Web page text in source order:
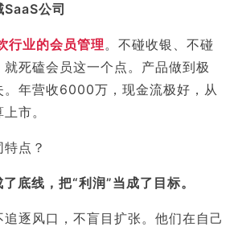
公司
行业的会员管理 。不碰收银、不碰
死磕会员这一个点。产品做到极
。年营收6000万，现金流极好，从
市。
点？
底线，把“利润”当成了目标。
逐风口，不盲目扩张。他们在自己